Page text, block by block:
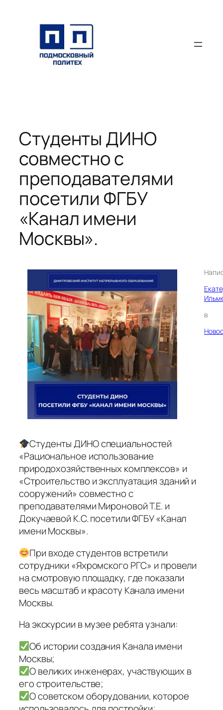
содержимому
Студенты ДИНО
совместно с
преподавателями
посетили ФГБУ
«Канал имени
Москвы».
в
Студенты ДИНО специальностей
«Рациональное использование
природохозяйственных комплексов» и
«Строительство и эксплуатация зданий и
сооружений» совместно с
преподавателями Мироновой Т.Е. и
Докучаевой К.С. посетили ФГБУ «Канал
имени Москвы».
При входе студентов встретили
сотрудники «Яхромского РГС» и провели
на смотровую площадку, где показали
весь масштаб и красоту Канала имени
Москвы.
На экскурсии в музее ребята узнали:
Об истории создания Канала имени
Москвы;
О великих инженерах, участвующих в
его строительстве;
О советском оборудовании, которое